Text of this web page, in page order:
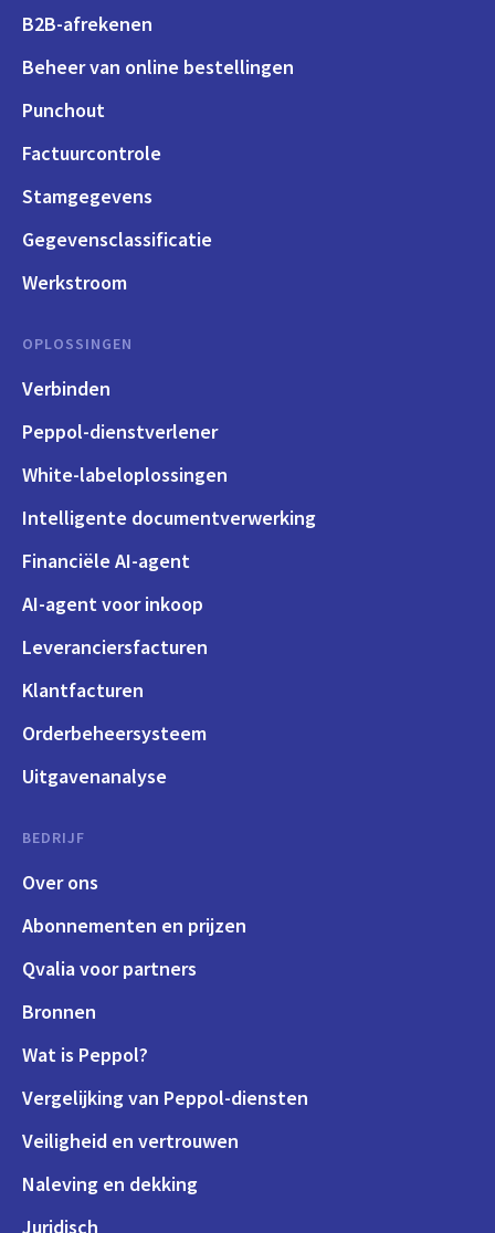
B2B-afrekenen
Beheer van online bestellingen
Punchout
Factuurcontrole
Stamgegevens
Gegevensclassificatie
Werkstroom
OPLOSSINGEN
Verbinden
Peppol-dienstverlener
White-labeloplossingen
Intelligente documentverwerking
Financiële AI-agent
AI-agent voor inkoop
Leveranciersfacturen
Klantfacturen
Orderbeheersysteem
Uitgavenanalyse
BEDRIJF
Over ons
Abonnementen en prijzen
Qvalia voor partners
Bronnen
Wat is Peppol?
Vergelijking van Peppol-diensten
Veiligheid en vertrouwen
Naleving en dekking
Juridisch